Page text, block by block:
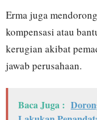
Erma juga
kompensasi atau
kerugian akibat
jawab perusahaan.
Baca Juga :